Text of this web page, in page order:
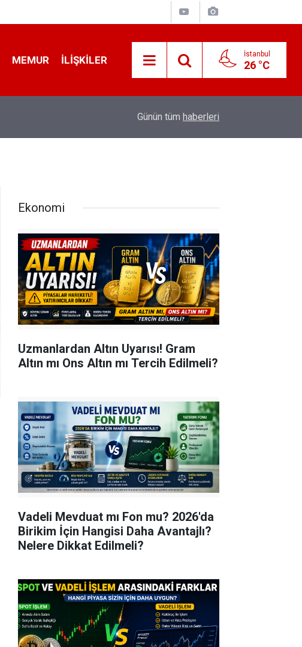
MEMUR İLIŞKILER İstanbul
26 °C
İ̇zmir 112’de Kan Donduran İ̇ddialar!
Günün tüm haberleri
Ekonomi
Uzmanlardan Altın Uyarısı! Gram
Altın mı Ons Altın mı Tercih Edilmeli?
Vadeli Mevduat mı Fon mu? 2026'da
Birikim İçin Hangisi Daha Avantajlı?
Nelere Dikkat Edilmeli?